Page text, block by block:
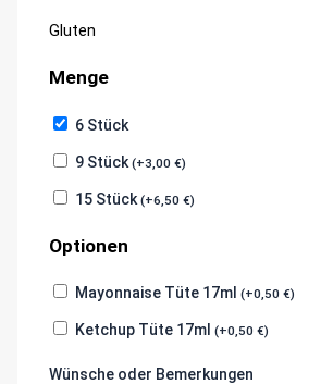
information
Gluten
Menge
6 Stück
9 Stück(+3,00€)
15 Stück(+6,50€)
Optionen
Mayonnaise Tüte 17ml(+0,50€)
Ketchup Tüte 17ml(+0,50€)
Wünsche oder Bemerkungen